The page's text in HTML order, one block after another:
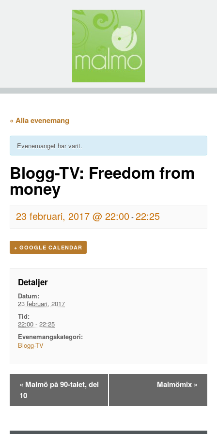
« Alla evenemang
Evenemanget har varit.
Blogg-TV: Freedom from
money
23 februari, 2017 @ 22:00-22:25
+ GOOGLE CALENDAR
Detaljer
Datum:
23 februari, 2017
Tid:
22:00 - 22:25
Evenemangskategori:
Blogg-TV
Evenemangsnavigation
« Malmö på 90-talet, del
10
Malmömix »